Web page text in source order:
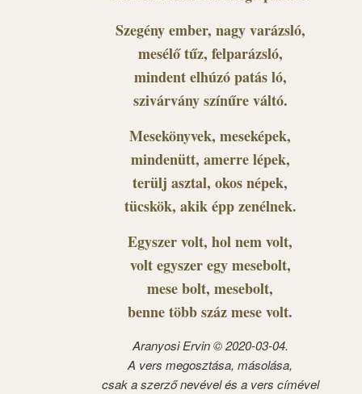
Szegény ember, nagy varázsló,
mesélő tűz, felparázsló,
mindent elhúzó patás ló,
szivárvány színűre váltó.
Mesekönyvek, meseképek,
mindenütt, amerre lépek,
terülj asztal, okos népek,
tücskök, akik épp zenélnek.
Egyszer volt, hol nem volt,
volt egyszer egy mesebolt,
mese bolt, mesebolt,
benne több száz mese volt.
Aranyosi Ervin © 2020-03-04.
A vers megosztása, másolása,
csak a szerző nevével és a vers címével